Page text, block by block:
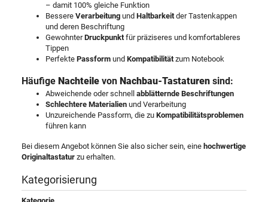
– damit 100% gleiche Funktion
Bessere Verarbeitung und Haltbarkeitder Tastenkappen
und deren Beschriftung
GewohnterDruckpunktfür präziseres und komfortableres
Tippen
Perfekte Passform und Kompatibilitätzum Notebook
Häufige Nachteile von Nachbau-Tastaturen sind:
Abweichende oder schnell abblätternde Beschriftungen
Schlechtere Materialien und Verarbeitung
Unzureichende Passform, die zu Kompatibilitätsproblemen
führen kann
Bei diesem Angebot können Sie also sicher sein, eine hochwertige
Originaltastatur zu erhalten.
Kategorisierung